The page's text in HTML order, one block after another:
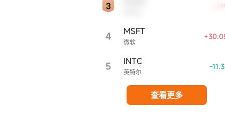
4 微软
MSFT
5 英特尔
INTC -
查看更多